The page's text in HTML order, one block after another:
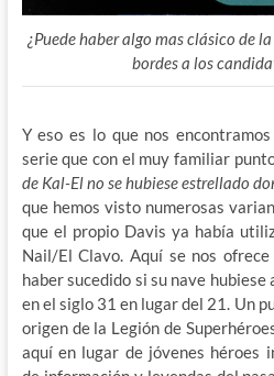
¿Puede haber algo mas clásico de
bordes a los
Y eso es lo que nos encontramos
serie que con el muy familiar
de Kal-El no se hubiese estrellado
que hemos visto numerosas
que el propio Davis ya había
Nail/El Clavo. Aquí se nos
haber sucedido si su nave
en el siglo 31 en lugar del 21. Un
origen de la Legión de
aquí en lugar de jóvenes héroes